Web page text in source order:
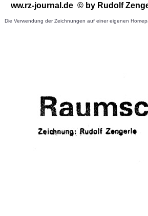
ww.rz-journal.de © by Rudolf
Die Verwendung der Zeichnungen auf einer eigenen